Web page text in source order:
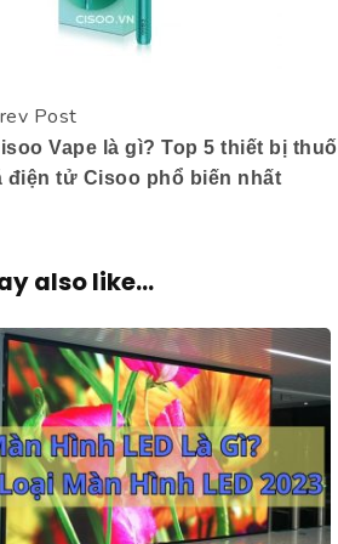
Post
Vape là gì? Top 5 thiết bị
điện tử Cisoo phổ biến nhất
also like...